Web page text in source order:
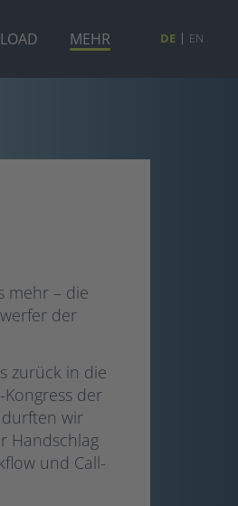
MEHR DE EN
mehr – die
der
zurück in die
der
durften wir
Handschlag
und Call-